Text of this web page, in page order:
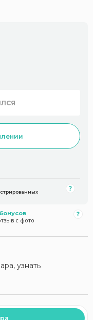
с фото
узнать